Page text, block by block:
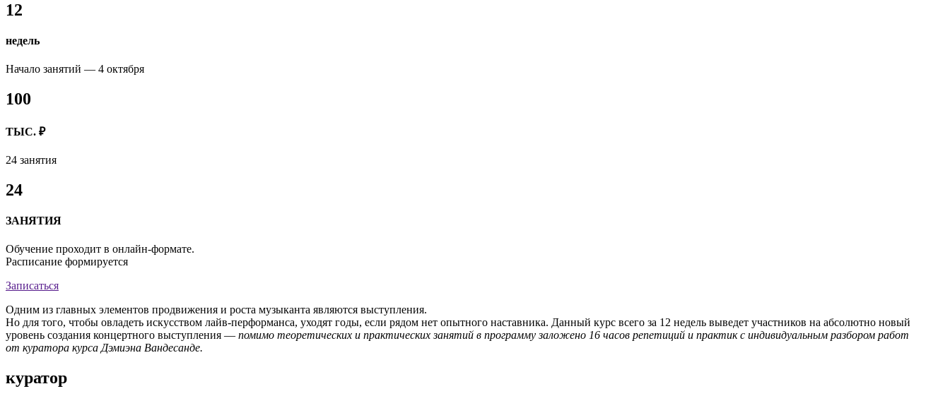
12
недель
Начало занятий — 4 октября
100
ТЫС. ₽
24 занятия
24
ЗАНЯТИЯ
Обучение проходит в онлайн-формате.
Расписание формируется
Записаться
Одним из главных элементов продвижения и роста музыканта являются выступления.
Но для того, чтобы овладеть искусством лайв-перформанса, уходят годы, если рядом нет опытного наставника. Данный курс всего за 12 недель выведет участников на абсолютно новый
уровень создания концертного выступления — помимо теоретических и практических занятий в программу заложено 16 часов репетиций и практик с индивидуальным разбором работ
от куратора курса Дэмиэна Вандесанде.
куратор